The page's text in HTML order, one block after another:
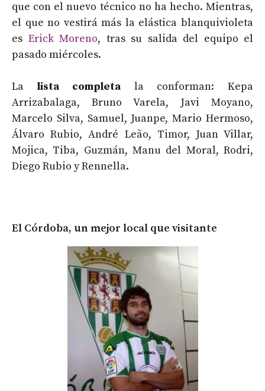
que con el nuevo técnico no ha hecho. Mientras,
el que no vestirá más la elástica blanquivioleta
es Erick Moreno, tras su salida del equipo el
pasado miércoles.
La lista completa la conforman: Kepa
Arrizabalaga, Bruno Varela, Javi Moyano,
Marcelo Silva, Samuel, Juanpe, Mario Hermoso,
Álvaro Rubio, André Leão, Timor, Juan Villar,
Mojica, Tiba, Guzmán, Manu del Moral, Rodri,
Diego Rubio y Rennella.
El Córdoba, un mejor local que visitante